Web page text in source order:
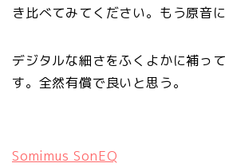
き比べてみてください。もう原音
デジタルな細さをふくよかに補っ
す。全然有償で良いと思う。
Somimus SonEQ